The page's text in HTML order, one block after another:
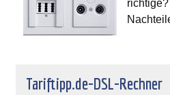
Tariftipp.de-DSL-Rechner